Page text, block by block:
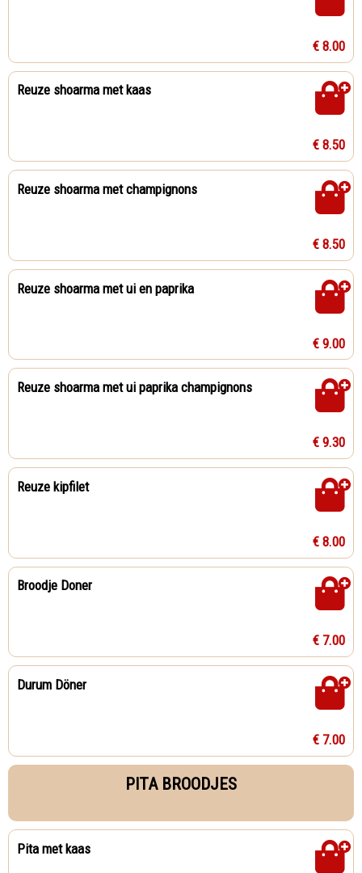
€ 8.00
Reuze shoarma met kaas
€ 8.50
Reuze shoarma met champignons
€ 8.50
Reuze shoarma met ui en paprika
€ 9.00
Reuze shoarma met ui paprika champignons
€ 9.30
Reuze kipfilet
€ 8.00
Broodje Doner
€ 7.00
Durum Döner
€ 7.00
PITA BROODJES
Pita met kaas